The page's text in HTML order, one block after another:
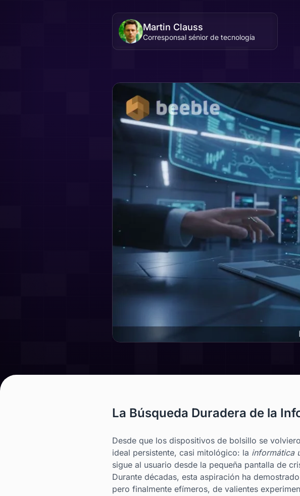
Martin Clauss
Corresponsal sénior de tecnología
La Búsqueda Duradera de la
Desde que los dispositivos de bolsillo se
ideal persistente, casi mitológico: la informática
sigue al usuario desde la pequeña pantalla de
Durante décadas, esta aspiración ha
pero finalmente efímeros, de valientes